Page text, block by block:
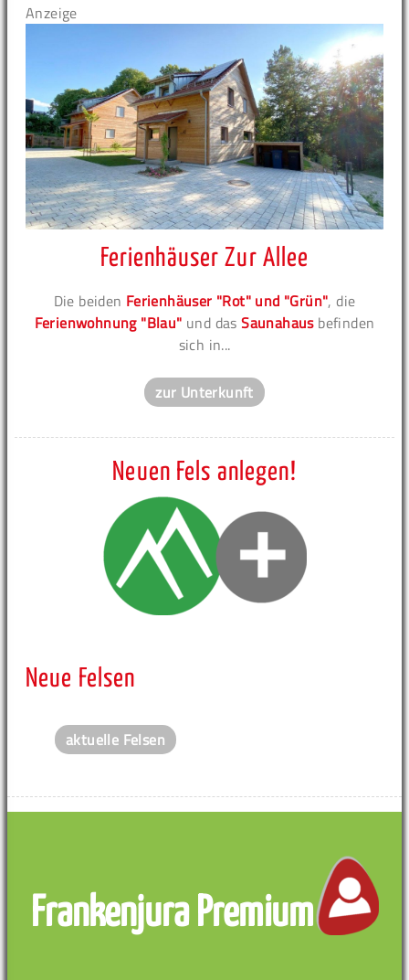
Anzeige
Ferienhäuser Zur Allee
Die beiden Ferienhäuser "Rot" und "Grün", die
Ferienwohnung "Blau" und dasSaunahausbefinden
sich in...
zur Unterkunft
Neuen Fels anlegen!
Neue Felsen
aktuelle Felsen
Frankenjura Premium